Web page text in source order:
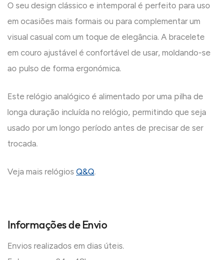
O seu design clássico e intemporal é perfeito para uso
em ocasiões mais formais ou para complementar um
visual casual com um toque de elegância. A bracelete
em couro ajustável é confortável de usar, moldando-se
ao pulso de forma ergonómica.
Este relógio analógico é alimentado por uma pilha de
longa duração incluída no relógio, permitindo que seja
usado por um longo período antes de precisar de ser
trocada.
Veja mais relógios Q&Q.
Informações de Envio
Envios realizados em dias úteis.